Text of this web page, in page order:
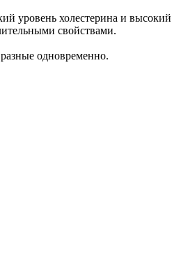
уровень холестерина и
свойствами.
одновременно.